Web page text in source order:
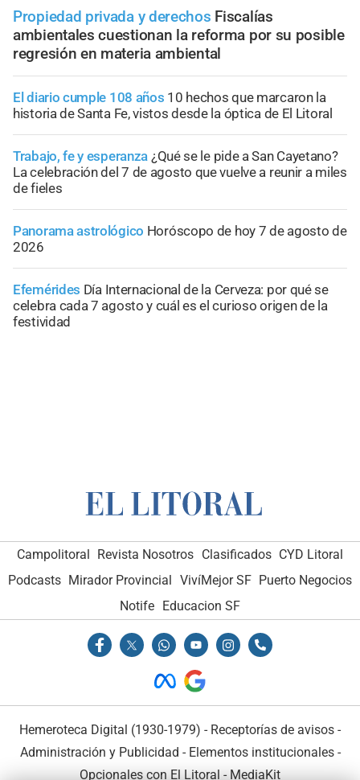
Propiedad privada y derechos Fiscalías
ambientales cuestionan la reforma por su posible
regresión en materia ambiental
El diario cumple 108 años 10 hechos que marcaron la
historia de Santa Fe, vistos desde la óptica de El Litoral
Trabajo, fe y esperanza ¿Qué se le pide a San Cayetano?
La celebración del 7 de agosto que vuelve a reunir a miles
de fieles
Panorama astrológico Horóscopo de hoy 7 de agosto de
2026
Efemérides Día Internacional de la Cerveza: por qué se
celebra cada 7 agosto y cuál es el curioso origen de la
festividad
Campolitoral Revista Nosotros Clasificados CYD Litoral
Podcasts Mirador Provincial VivíMejor SF Puerto Negocios
Notife Educacion SF
Hemeroteca Digital (1930-1979) - Receptorías de avisos -
Administración y Publicidad - Elementos institucionales-
Opcionales con El Litoral - MediaKit